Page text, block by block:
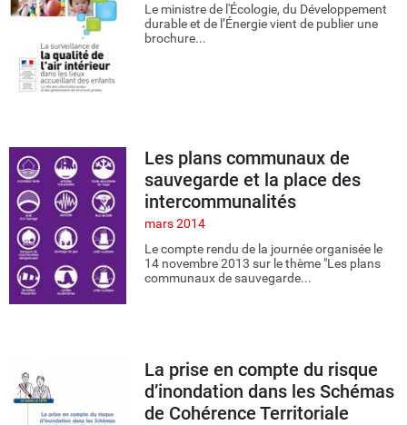
Le ministre de l'Écologie, du Développement
durable et de l’Énergie vient de publier une
brochure...
Les plans communaux de
sauvegarde et la place des
intercommunalités
mars 2014
Le compte rendu de la journée organisée le
14 novembre 2013 sur le thème "Les plans
communaux de sauvegarde...
La prise en compte du risque
d’inondation dans les Schémas
de Cohérence Territoriale